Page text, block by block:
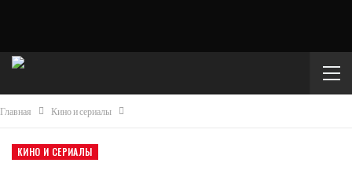
Главная Кино и сериалы
КИНО И СЕРИАЛЫ